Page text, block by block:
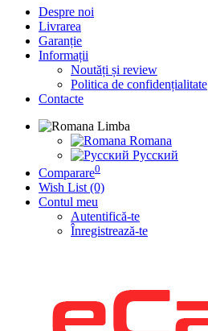
Despre noi
Livrarea
Garanție
Informații
Noutăți și review
Politica de confidențialitate
Contacte
Limba
Romana
Русский
Comparare0
Wish List (0)
Contul meu
Autentifică-te
Înregistrează-te